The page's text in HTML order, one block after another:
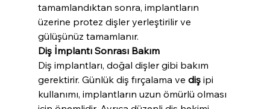
tamamlandıktan sonra, implantların
üzerine protez dişler yerleştirilir ve
gülüşünüz tamamlanır.
Diş İmplantı Sonrası Bakım
Diş implantları, doğal dişler gibi bakım
gerektirir. Günlük diş fırçalama ve diş ipi
kullanımı, implantların uzun ömürlü olması